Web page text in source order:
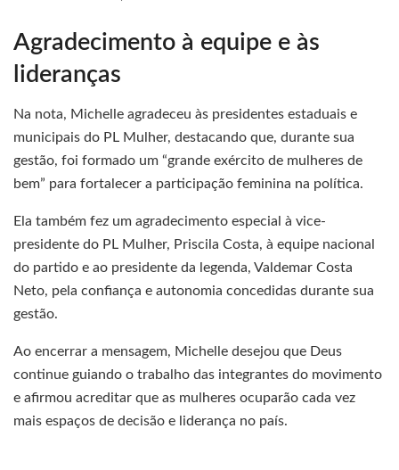
Agradecimento à equipe e às
lideranças
Na nota, Michelle agradeceu às presidentes estaduais e
municipais do PL Mulher, destacando que, durante sua
gestão, foi formado um “grande exército de mulheres de
bem” para fortalecer a participação feminina na política.
Ela também fez um agradecimento especial à vice-
presidente do PL Mulher, Priscila Costa, à equipe nacional
do partido e ao presidente da legenda, Valdemar Costa
Neto, pela confiança e autonomia concedidas durante sua
gestão.
Ao encerrar a mensagem, Michelle desejou que Deus
continue guiando o trabalho das integrantes do movimento
e afirmou acreditar que as mulheres ocuparão cada vez
mais espaços de decisão e liderança no país.